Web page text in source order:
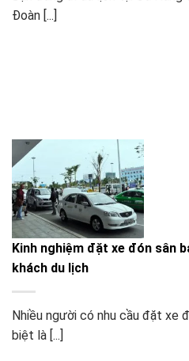
Đoàn [...]
Kinh nghiệm đặt xe đón sân
khách du lịch
Nhiều người có nhu cầu đặt xe
biệt là [...]